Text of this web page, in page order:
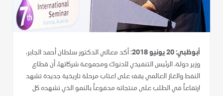
أبوظبي: 20 يونيو 2018
: أكد معالي الدكتور سلطان أحمد الجابر،
وزير دولة، الرئيس التنفيذي لأدنوك ومجموعة شركاتها، أن قطاع
النفط والغاز العالمي يقف على اعتاب مرحلة تاريخية جديدة تشهد
ارتفاعاً في الطلب على منتجاته مدفوعاً بالنمو الذي تشهده كل